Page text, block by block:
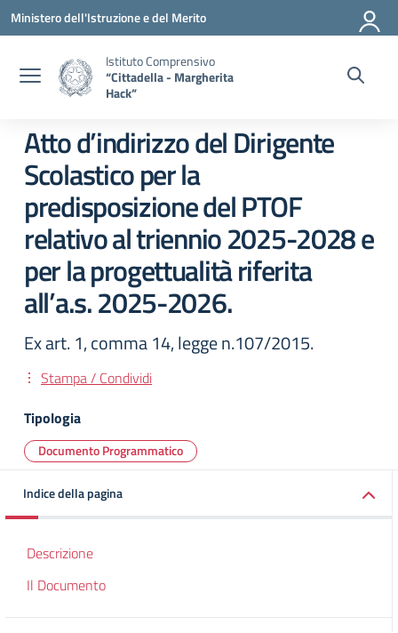
Vai ai contenuti
Vai al menu di navigazione
Vai al footer
Ministero dell'Istruzione e del Merito
Istituto Comprensivo
“Cittadella - Margherita
Hack”
Atto d’indirizzo del Dirigente
Scolastico per la
predisposizione del PTOF
relativo al triennio 2025-2028 e
per la progettualità riferita
all’a.s. 2025-2026.
Ex art. 1, comma 14, legge n.107/2015.
Stampa / Condividi
Tipologia
Documento Programmatico
Indice della pagina
Descrizione
Il Documento